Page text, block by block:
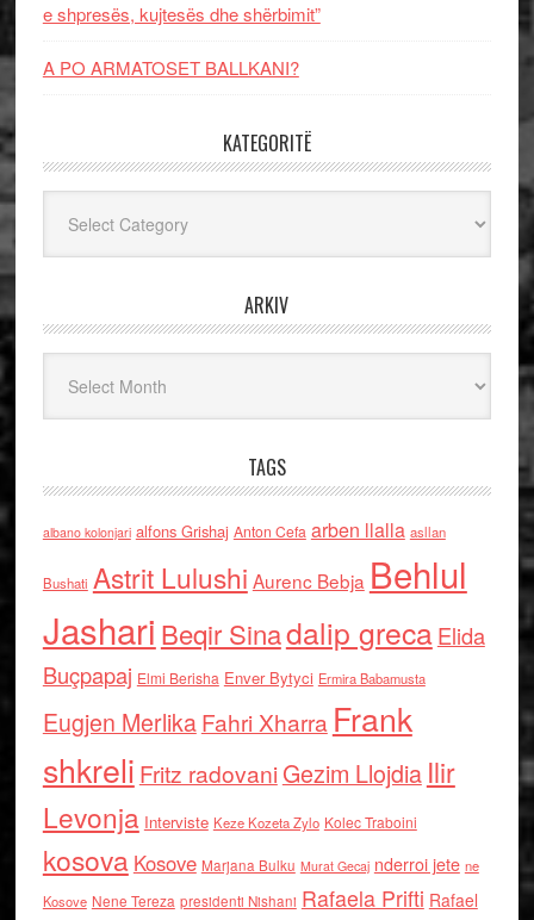
e shpresës, kujtesës dhe shërbimit”
A PO ARMATOSET BALLKANI?
KATEGORITË
ARKIV
TAGS
albano kolonjari alfons Grishaj Anton Cefa arben llalla asllan
Bushati Astrit Lulushi Aurenc Bebja Behlul
Jashari Beqir Sinadalip grecaElida
Buçpapaj Elmi Berisha Enver Bytyci Ermira Babamusta
Eugjen MerlikaFahri Xharra Frank
shkreli Fritz radovaniGezim Llojdia Ilir
Levonja Interviste Keze Kozeta Zylo Kolec Traboini
kosova Kosove Marjana Bulku Murat Gecaj nderroi jete ne
Kosove Nene Tereza presidenti Nishani Rafaela Prifti Rafael